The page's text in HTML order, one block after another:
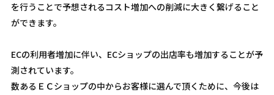
を行うことで予想されるコスト増加への削減に大きく繋げること
ができます。
ECの利用者増加に伴い、ECショップの出店率も増加することが予
測されています。
数あるＥＣショップの中からお客様に選んで頂くために、今後は